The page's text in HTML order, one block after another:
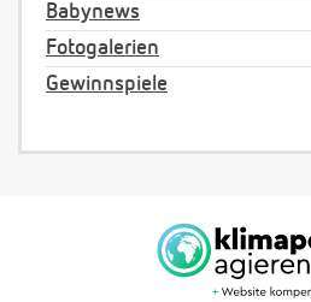
Babynews
Fotogalerien
Gewinnspiele